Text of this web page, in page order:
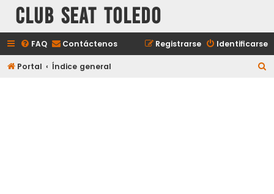
Club Seat Toledo
FAQ Contáctenos Identificarse
Registrarse
Portal Índice general